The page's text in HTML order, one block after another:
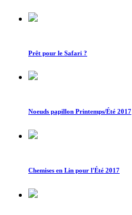
Prêt pour le Safari ?
Noeuds papillon Printemps/Été 2017
Chemises en Lin pour l'Été 2017